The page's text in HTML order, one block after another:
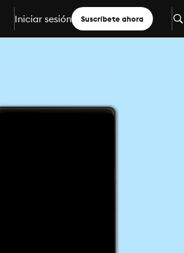
Iniciar sesión Suscríbete ahora